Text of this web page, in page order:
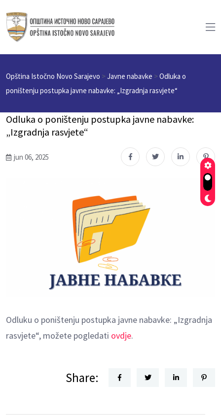
Opština Istočno Novo Sarajevo >Javne nabavke >Odluka o
poništenju postupka javne nabavke: „Izgradnja rasvjete“
Odluka o poništenju postupka javne nabavke:
„Izgradnja rasvjete“
jun 06, 2025
Odluku o poništenju postupka javne nabavke: „Izgradnja
rasvjete“, možete pogledati ovdje.
Share: